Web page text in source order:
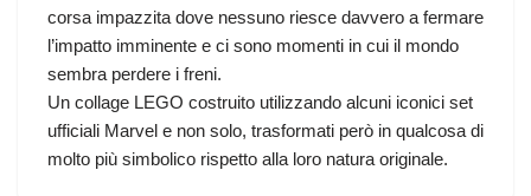
corsa impazzita dove nessuno riesce davvero a fermare
l’impatto imminente e ci sono momenti in cui il mondo
sembra perdere i freni.
Un collage LEGO costruito utilizzando alcuni iconici set
ufficiali Marvel e non solo, trasformati però in qualcosa di
molto più simbolico rispetto alla loro natura originale.